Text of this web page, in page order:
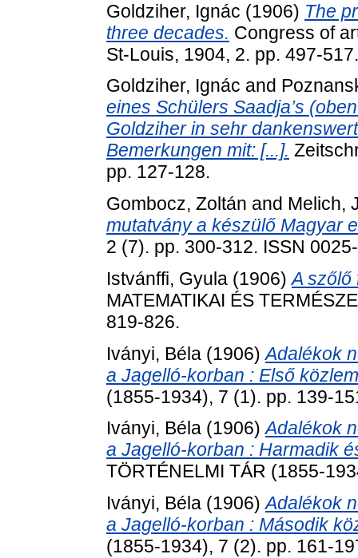
Goldziher, Ignác (1906) The
three decades. Congress of
St-Louis, 1904, 2. pp. 497-517.
Goldziher, Ignác and
eines Schülers Saadja’s
Goldziher in sehr
Bemerkungen mit: [...].
pp. 127-128.
Gombocz, Zoltán and Melich,
mutatvány a készülő Magyar
2 (7). pp. 300-312. ISSN
Istvánffi, Gyula (1906)A szőlő
MATEMATIKAI ÉS
819-826.
Iványi, Béla (1906)Adalékok
a Jagelló-korban : Első
(1855-1934), 7 (1). pp. 139-
Iványi, Béla (1906)Adalékok
a Jagelló-korban : Harmadik
TÖRTÉNELMI TÁR (1855-
Iványi, Béla (1906)Adalékok
a Jagelló-korban : Második
(1855-1934), 7 (2). pp. 161-